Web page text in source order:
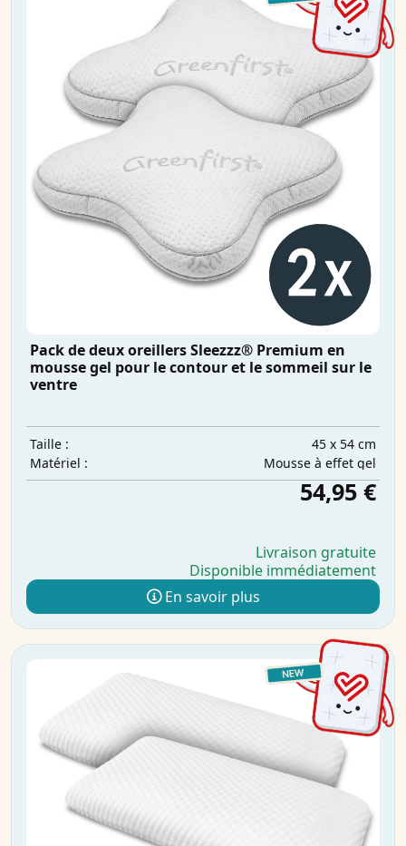
Pack de deux oreillers Sleezzz® Premium en
mousse gel pour le contour et le sommeil sur le
ventre
Taille :
45 x 54 cm
Matériel :
Mousse à effet gel
54,95 €
Livraison gratuite
Disponible immédiatement
En savoir plus